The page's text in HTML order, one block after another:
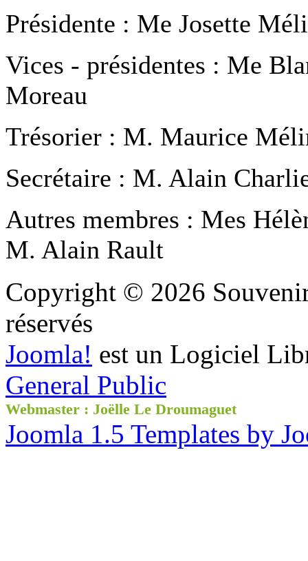
Présidente : Me Josette
Vices - présidentes : Me
Moreau
Trésorier : M. Maurice
Secrétaire : M. Alain
Autres membres : Mes
M. Alain Rault
Copyright © 2026
réservés
Joomla! est un Logiciel
General Public
Webmaster : Joëlle Le Droumaguet
Joomla 1.5 Templates by